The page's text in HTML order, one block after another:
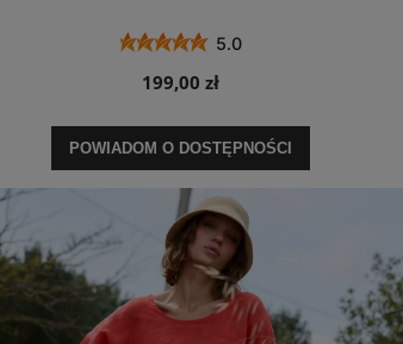
5.0
199,00 zł
POWIADOM O DOSTĘPNOŚCI